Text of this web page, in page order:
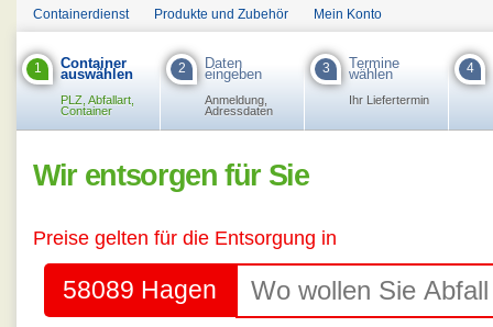
Containerdienst Produkte und Zubehör Mein Konto
1 Container
auswählen
PLZ, Abfallart,
Container
2 Daten
eingeben
Anmeldung,
Adressdaten
3 Termine
wählen
Ihr Liefertermin
4
Wir entsorgen für Sie
Preise gelten für die Entsorgung in
58089 Hagen